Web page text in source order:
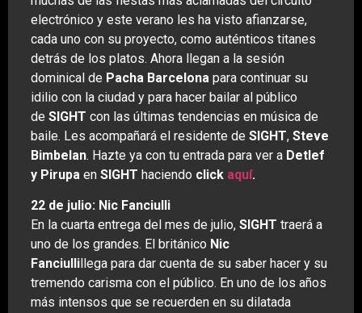
electrónico y este verano les ha visto afianzarse,
cada uno con su proyecto, como auténticos titanes
detrás de los platos. Ahora llegan a la sesión
dominical de Pacha Barcelona para continuar su
idilio con la ciudad y para hacer bailar al público
de SIGHT con las últimas tendencias en música de
baile. Les acompañará el residente de SIGHT, Steve
Bimbelan. Hazte ya con tu entrada para ver a Detlef
y Pirupa en SIGHT haciendo click aquí.
22 de julio: Nic Fanciulli
En la cuarta entrega del mes de julio, SIGHT traerá a
uno de los grandes. El británico Nic
Fanciullillega para dar cuenta de su saber hacer y su
tremendo carisma con el público. En uno de los años
más intensos que se recuerden en su dilatada